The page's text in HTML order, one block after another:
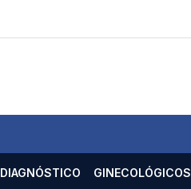
DIAGNÓSTICO GINECOLÓGICOS